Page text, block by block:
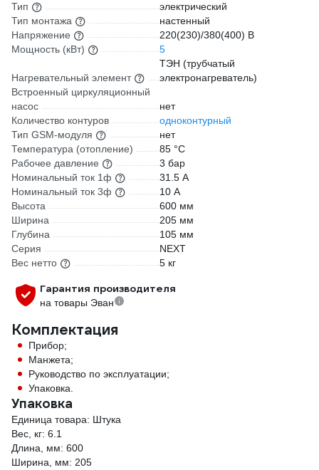
Тип
электрический
Тип монтажа
настенный
Напряжение
220(230)/380(400) В
Мощность (кВт)
5
Нагревательный элемент
ТЭН (трубчатый
электронагреватель)
Встроенный циркуляционный
насос
нет
Количество контуров
одноконтурный
Тип GSM-модуля
нет
Температура (отопление)
85 °С
Рабочее давление
3 бар
Номинальный ток 1ф
31.5 А
Номинальный ток 3ф
10 А
Высота
600 мм
Ширина
205 мм
Глубина
105 мм
Серия
NEXT
Вес нетто
5 кг
Гарантия производителя
на товары Эван
Комплектация
Прибор;
Манжета;
Руководство по эксплуатации;
Упаковка.
Упаковка
Единица товара: Штука
Вес, кг: 6.1
Длина, мм: 600
Ширина, мм: 205